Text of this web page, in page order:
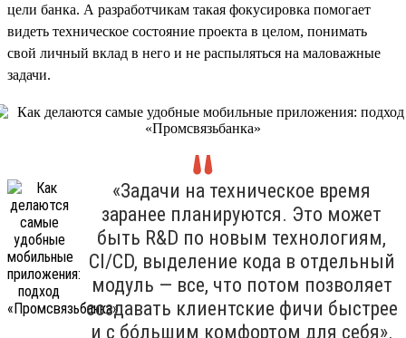
цели банка. А разработчикам такая фокусировка помогает
видеть техническое состояние проекта в целом, понимать
свой личный вклад в него и не распыляться на маловажные
задачи.
«Задачи на техническое время
заранее планируются. Это может
быть R&D по новым технологиям,
CI/CD, выделение кода в отдельный
модуль — все, что потом позволяет
создавать клиентские фичи быстрее
и с бóльшим комфортом для себя».